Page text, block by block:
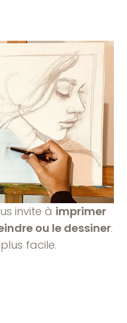
invite à imprimer
ou le dessiner.
facile.